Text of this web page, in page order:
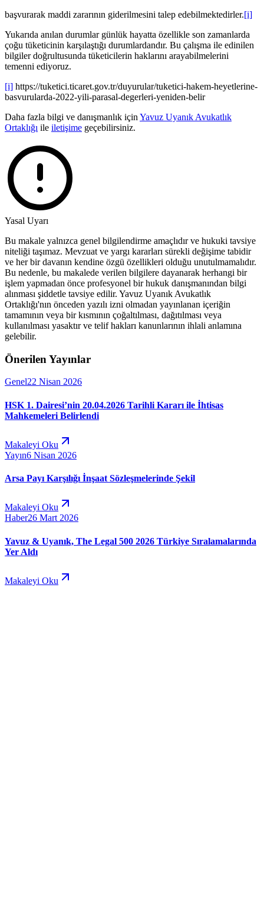
başvurarak maddi zararının giderilmesini talep edebilmektedirler.[i]
Yukarıda anılan durumlar günlük hayatta özellikle son zamanlarda
çoğu tüketicinin karşılaştığı durumlardandır. Bu çalışma ile edinilen
bilgiler doğrultusunda tüketicilerin haklarını arayabilmelerini
temenni ediyoruz.
[i] https://tuketici.ticaret.gov.tr/duyurular/tuketici-hakem-heyetlerine-
basvurularda-2022-yili-parasal-degerleri-yeniden-belir
Daha fazla bilgi ve danışmanlık için Yavuz Uyanık Avukatlık
Ortaklığı ile iletişime geçebilirsiniz.
Yasal Uyarı
Bu makale yalnızca genel bilgilendirme amaçlıdır ve hukuki tavsiye
niteliği taşımaz. Mevzuat ve yargı kararları sürekli değişime tabidir
ve her bir davanın kendine özgü özellikleri olduğu unutulmamalıdır.
Bu nedenle, bu makalede verilen bilgilere dayanarak herhangi bir
işlem yapmadan önce profesyonel bir hukuk danışmanından bilgi
alınması şiddetle tavsiye edilir. Yavuz Uyanık Avukatlık
Ortaklığı'nın önceden yazılı izni olmadan yayınlanan içeriğin
tamamının veya bir kısmının çoğaltılması, dağıtılması veya
kullanılması yasaktır ve telif hakları kanunlarının ihlali anlamına
gelebilir.
Önerilen Yayınlar
Genel22 Nisan 2026
HSK 1. Dairesi’nin 20.04.2026 Tarihli Kararı ile İhtisas
Mahkemeleri Belirlendi
Makaleyi Oku
Yayın6 Nisan 2026
Arsa Payı Karşılığı İnşaat Sözleşmelerinde Şekil
Makaleyi Oku
Haber26 Mart 2026
Yavuz & Uyanık, The Legal 500 2026 Türkiye Sıralamalarında
Yer Aldı
Makaleyi Oku